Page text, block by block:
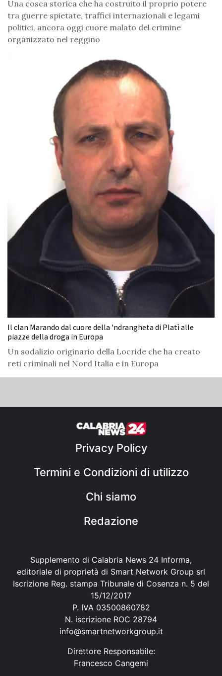
Una cosca storica che ha costruito il proprio potere
tra guerre spietate, traffici internazionali e legami
politici, ancora oggi cuore malato del crimine
organizzato nel reggino
Il clan Marando dal cuore della 'ndrangheta di Platì alle
piazze della droga in Europa
Un sodalizio originario della Locride che ha creato
reti criminali nel Nord Italia e in Europa
Privacy Policy
Termini e Condizioni di utilizzo
Chi siamo
Redazione
Supplemento di Calabria News 24 Informa,
editoriale di proprietà di Smart Network Group srl
Iscrizione Reg. stampa Tribunale di Cosenza n. 5 del
15/12/2017
P. IVA 03500860782
N. iscrizione ROC 28794
info@smartnetworkgroup.it
Direttore Responsabile:
Francesco Cangemi